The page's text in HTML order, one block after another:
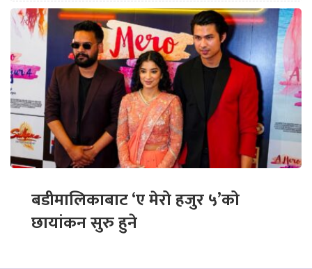
बडीमालिकाबाट ‘ए मेरो हजुर ५’को
छायांकन सुरु हुने